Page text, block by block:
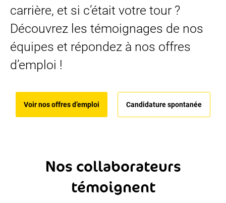
carrière, et si c’était votre tour ?
Découvrez les témoignages de nos
équipes et répondez à nos offres
d’emploi !
Voir nos offres d’emploi Candidature spontanée
Nos collaborateurs
témoignent